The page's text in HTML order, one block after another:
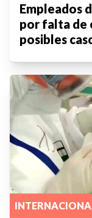
Empleados
por falta de
posibles